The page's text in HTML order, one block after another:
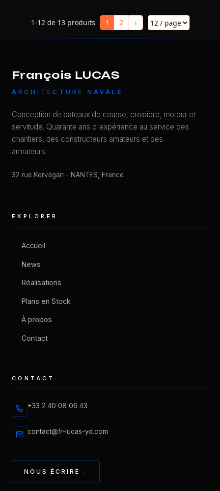
1-12 de 13 produits 1 2 ›
François LUCAS
ARCHITECTURE NAVALE
Conception de bateaux de course, croisière, moteur et
servitude. Quarante ans d'expérience au service des
chantiers, des constructeurs amateurs et des
armateurs.
32 rue Kervégan - NANTES, France
EXPLORER
Accueil
News
Réalisations
Plans en Stock
À propos
Contact
CONTACT
+33 2 40 08 06 43
contact@fr-lucas-yd.com
NOUS ÉCRIRE